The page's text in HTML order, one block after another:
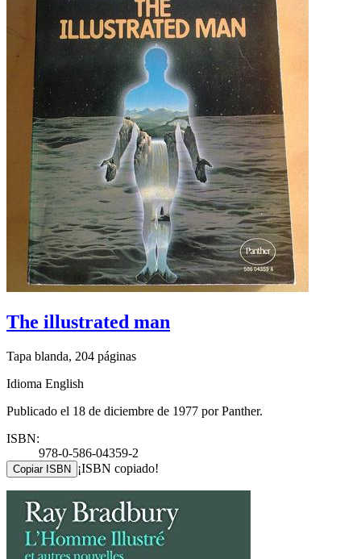
The illustrated man
Tapa blanda, 204 páginas
Idioma English
Publicado el 18 de diciembre de 1977 por Panther.
ISBN:
978-0-586-04359-2
Copiar ISBN ¡ISBN copiado!